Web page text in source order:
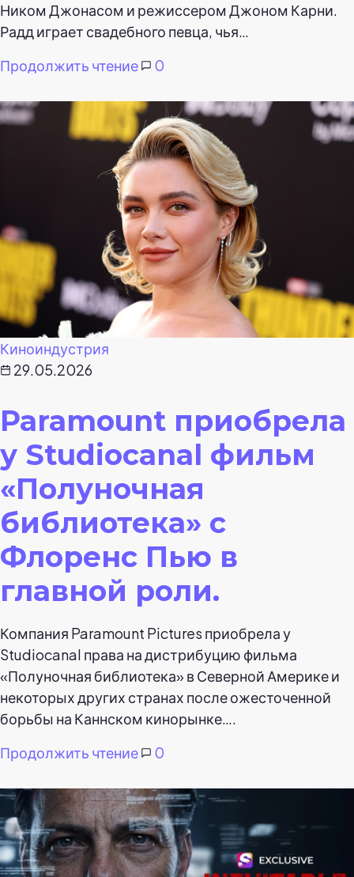
Ником Джонасом и режиссером Джоном Карни.
Радд играет свадебного певца, чья…
Продолжить чтение
0
Киноиндустрия
29.05.2026
Paramount приобрела
у Studiocanal фильм
«Полуночная
библиотека» с
Флоренс Пью в
главной роли.
Компания Paramount Pictures приобрела у
Studiocanal права на дистрибуцию фильма
«Полуночная библиотека» в Северной Америке и
некоторых других странах после ожесточенной
борьбы на Каннском кинорынке….
Продолжить чтение
0